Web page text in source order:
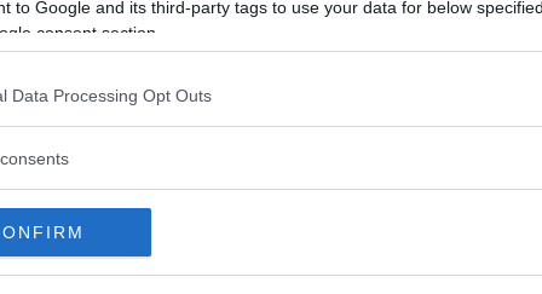
to Google and its third-party tags to use your data for below
consent section.
Data Processing Opt Outs
lektor i litteraturvetenskap